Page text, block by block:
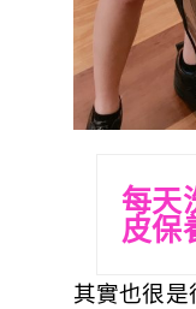
每天
皮保
其實也很